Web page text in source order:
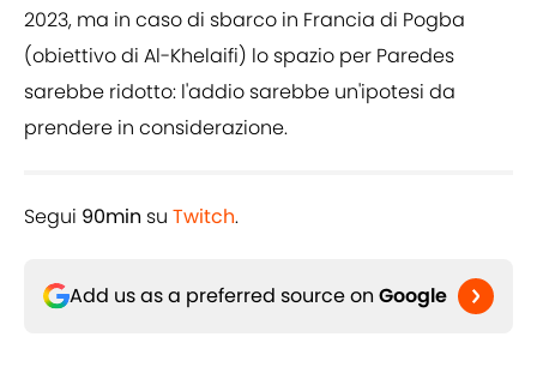
2023, ma in caso di sbarco in Francia di Pogba
(obiettivo di Al-Khelaifi) lo spazio per Paredes
sarebbe ridotto: l'addio sarebbe un'ipotesi da
prendere in considerazione.
Segui 90min su Twitch.
Add us as a preferred source on Google